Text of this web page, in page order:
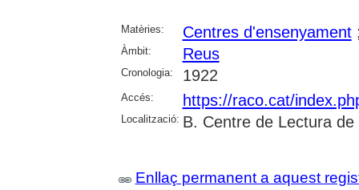
Matèries: Centres d'ensenyament
Àmbit: Reus
Cronologia: 1922
Accés: https://raco.cat/
Localització: B. Centre de Lectura de
Enllaç permanent a aquest